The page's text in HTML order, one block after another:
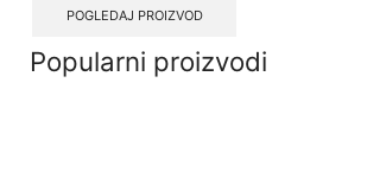
POGLEDAJ PROIZVOD
Popularni proizvodi